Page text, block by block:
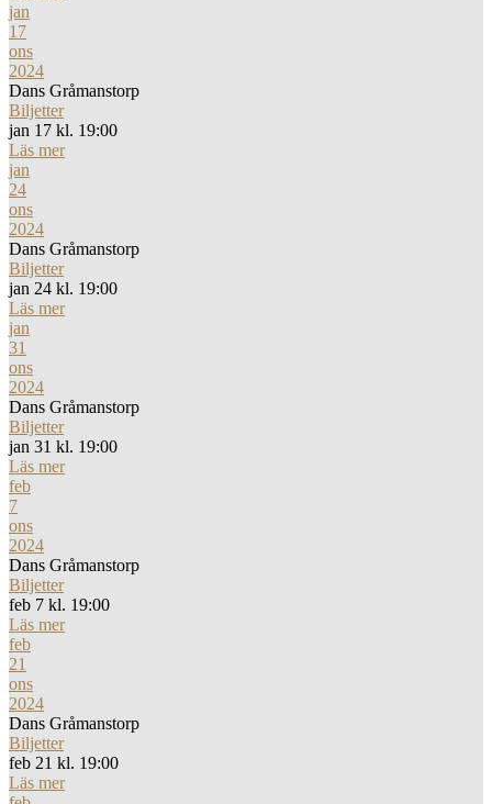
jan
17
ons
2024
Dans Gråmanstorp
Biljetter
jan 17 kl. 19:00
Läs mer
jan
24
ons
2024
Dans Gråmanstorp
Biljetter
jan 24 kl. 19:00
Läs mer
jan
31
ons
2024
Dans Gråmanstorp
Biljetter
jan 31 kl. 19:00
Läs mer
feb
7
ons
2024
Dans Gråmanstorp
Biljetter
feb 7 kl. 19:00
Läs mer
feb
21
ons
2024
Dans Gråmanstorp
Biljetter
feb 21 kl. 19:00
Läs mer